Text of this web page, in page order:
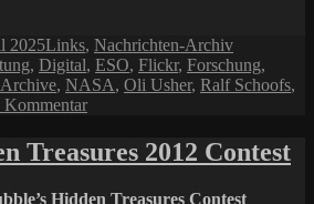
2025Kategorien
Links, Nachrichten-Archiv
, Digital, ESO, Flickr, Forschung,
, NASA, Oli Usher, Ralf Schoofs,
Kommentarzu
Treasures
Treasures 2012 Contest
Hidden Treasures Contest